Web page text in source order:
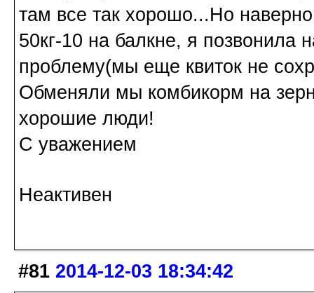
там все так хорошо...Но
50кг-10 на балкне, я позвонила
проблему(мы еще квиток не
Обменяли мы комбикорм на
хорошие люди!
С уважением
Неактивен
#81 2014-12-03 18:34:42